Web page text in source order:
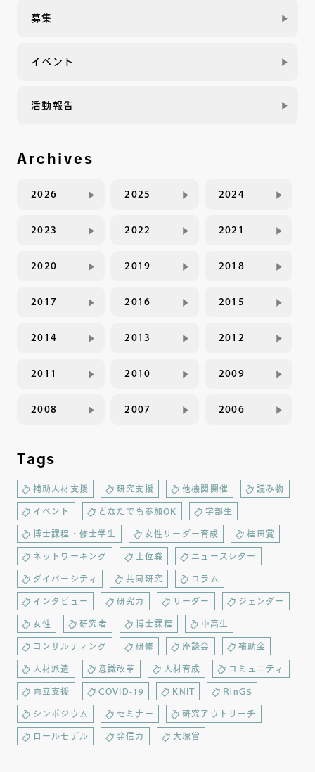
募集
イベント
活動報告
Archives
2026 2025 2024
2023 2022 2021
2020 2019 2018
2017 2016 2015
2014 2013 2012
2011 2010 2009
2008 2007 2006
Tags
補助人材支援 研究支援 他機関開催 読み物
イベント どなたでも参加OK 学部生
博士課程・修士学生 女性リーダー育成 桂田賞
ネットワーキング 上位職 ニュースレター
ダイバーシティ 共同研究 コラム
インタビュー 研究力 リーダー ジェンダー
女性 研究者 博士課程 中高生
コンサルティング 研修 座談会 補助金
人材派遣 意識改革 人材育成 コミュニティ
両立支援 COVID-19 KNIT RinGS
シンポジウム セミナー 研究アウトリーチ
ロールモデル 発信力 大塚賞